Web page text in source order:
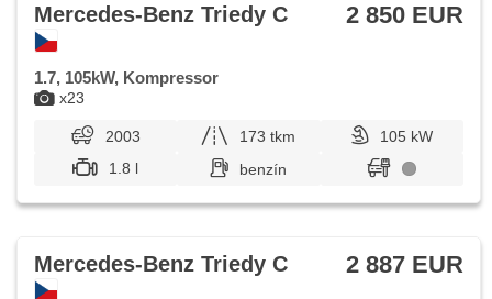
x23
Mercedes-Benz Triedy C 2 850 EUR
1.7, 105kW, Kompressor
2003 173 tkm
105 kW
1.8 l
benzín
Mercedes-Benz Triedy C 2 887 EUR